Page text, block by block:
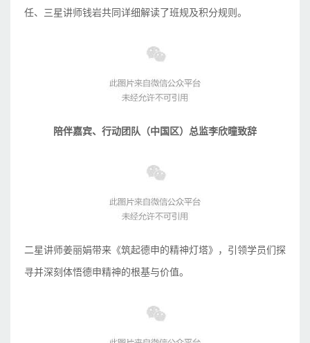
任、三星讲师钱岩共同详细解读了班规及积分规则。
陪伴嘉宾、行动团队（中国区）总监李欣曈致辞
二星讲师姜丽娟带来《筑起德申的精神灯塔》，引领学员们探
寻并深刻体悟德申精神的根基与价值。